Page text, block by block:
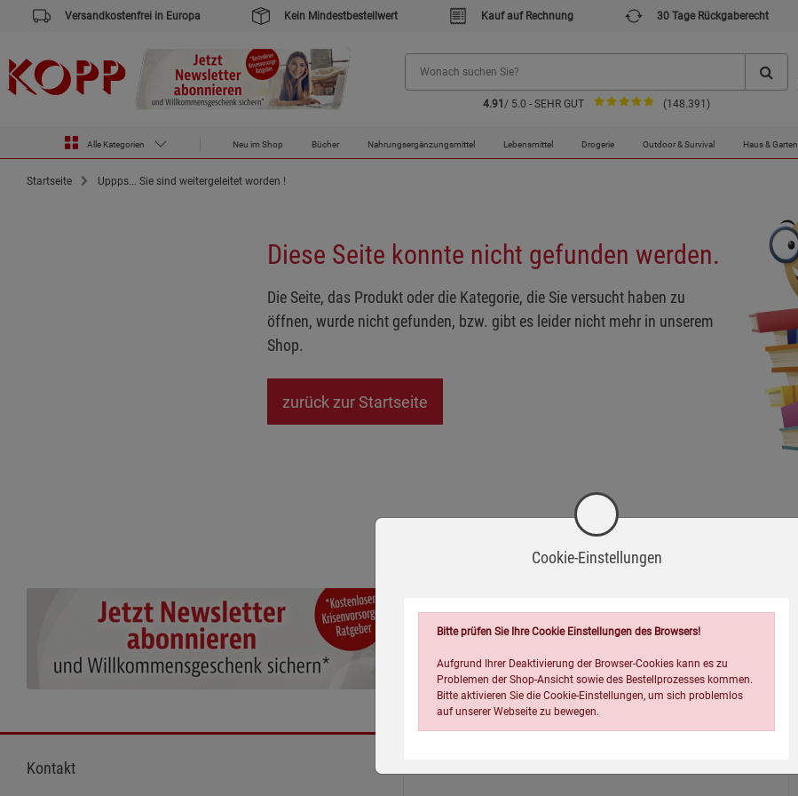
Versandkostenfrei in Europa Kein Mindestbestellwert Kauf auf Rechnung 30 Tage Rückgaberecht
4.91 / 5.0 - SEHR GUT (148.391)
Alle Kategorien Neu im Shop Bücher Nahrungsergänzungsmittel Lebensmittel Drogerie Outdoor & Survival Haus & Garten
Startseite Uppps... Sie sind weitergeleitet worden !
Diese Seite konnte nicht gefunden werden.
Die Seite, das Produkt oder die Kategorie, die Sie versucht haben zu
öffnen, wurde nicht gefunden, bzw. gibt es leider nicht mehr in unserem
Shop.
zurück zur Startseite
Kontakt
Cookie-Einstellungen
Bitte prüfen Sie Ihre Cookie Einstellungen des Browsers!
Aufgrund Ihrer Deaktivierung der Browser-Cookies kann es zu
Problemen der Shop-Ansicht sowie des Bestellprozesses kommen.
Bitte aktivieren Sie die Cookie-Einstellungen, um sich problemlos
auf unserer Webseite zu bewegen.